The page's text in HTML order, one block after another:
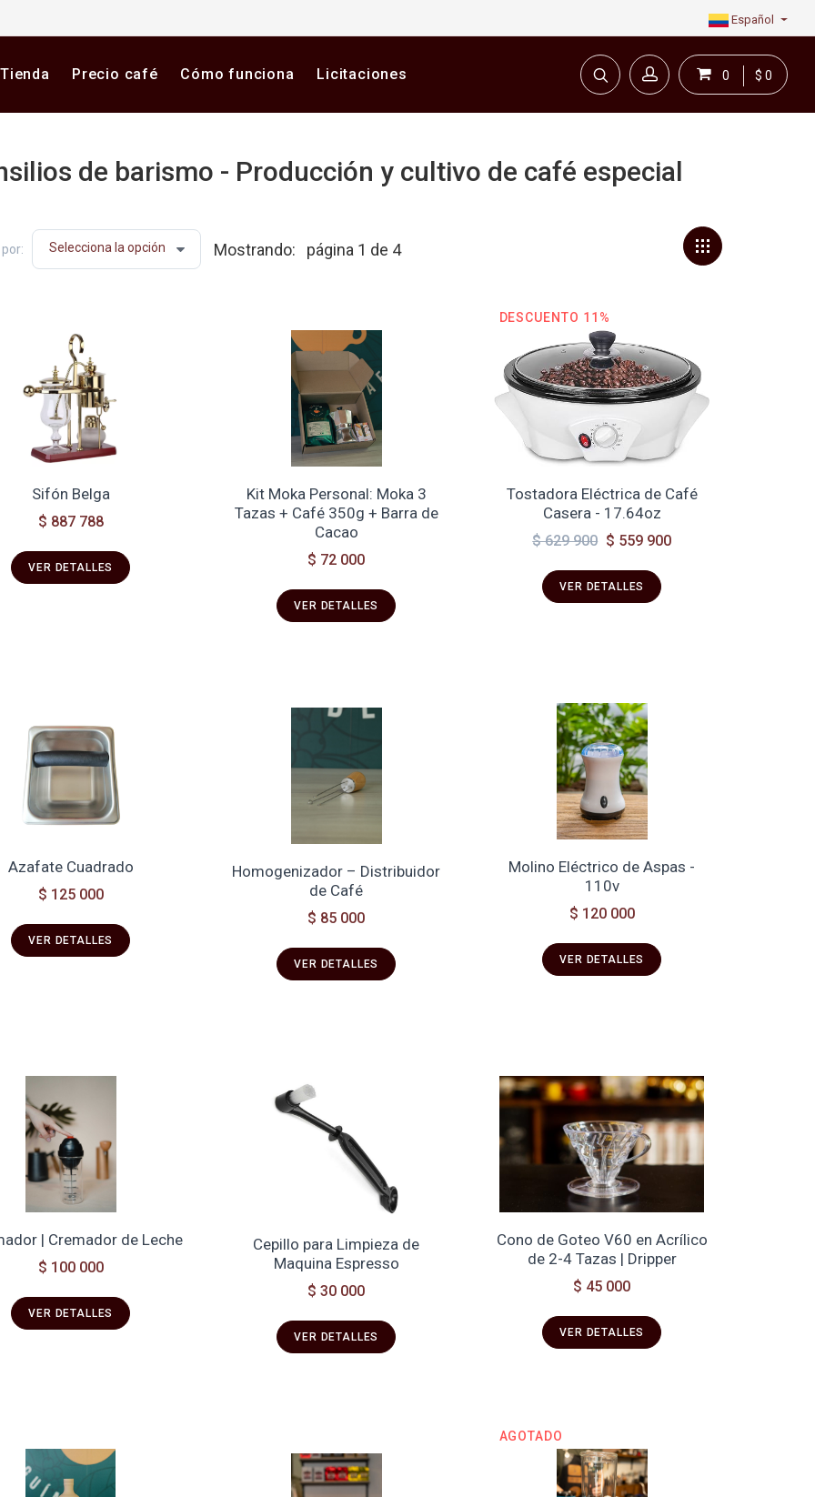
Español
Tienda Precio café Cómo funciona Licitaciones 0 $ 0
de barismo - Producción y cultivo de café especial
Mostrando: página 1 de 4
Sifón Belga
$ 887 788
VER DETALLES
Kit Moka Personal: Moka 3
Tazas + Café 350g + Barra de
Cacao
$ 72 000
VER DETALLES
DESCUENTO 11%
Tostadora Eléctrica de Café
Casera - 17.64oz
$ 629 900 $ 559 900
VER DETALLES
Azafate Cuadrado
$ 125 000
VER DETALLES
Molino Eléctrico de Aspas -
110v
$ 120 000
VER DETALLES
Homogenizador – Distribuidor
de Café
$ 85 000
VER DETALLES
| Cremador de Leche
$ 100 000
VER DETALLES
Cono de Goteo V60 en Acrílico
de 2-4 Tazas | Dripper
$ 45 000
VER DETALLES
Cepillo para Limpieza de
Maquina Espresso
$ 30 000
VER DETALLES
AGOTADO